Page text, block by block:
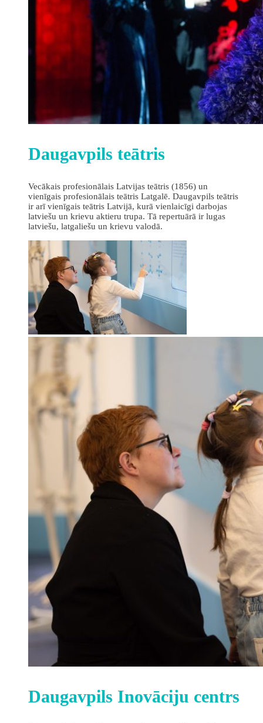
Daugavpils teātris
Vecākais profesionālais Latvijas teātris (1856) un
vienīgais profesionālais teātris Latgalē. Daugavpils teātris
ir arī vienīgais teātris Latvijā, kurā vienlaicīgi darbojas
latviešu un krievu aktieru trupa. Tā repertuārā ir lugas
latviešu, latgaliešu un krievu valodā.
Daugavpils Inovāciju centrs